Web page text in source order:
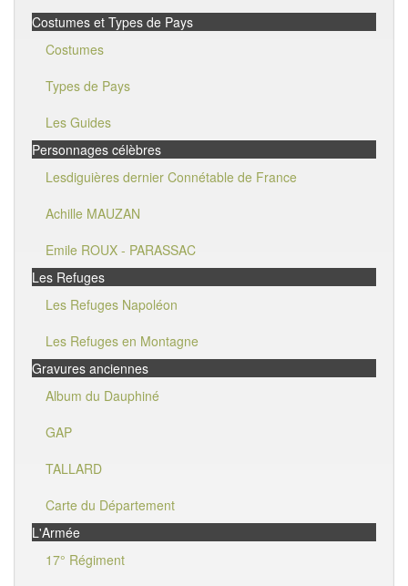
Costumes et Types de Pays
Costumes
Types de Pays
Les Guides
Personnages célèbres
Lesdiguières dernier Connétable de France
Achille MAUZAN
Emile ROUX - PARASSAC
Les Refuges
Les Refuges Napoléon
Les Refuges en Montagne
Gravures anciennes
Album du Dauphiné
GAP
TALLARD
Carte du Département
L'Armée
17° Régiment